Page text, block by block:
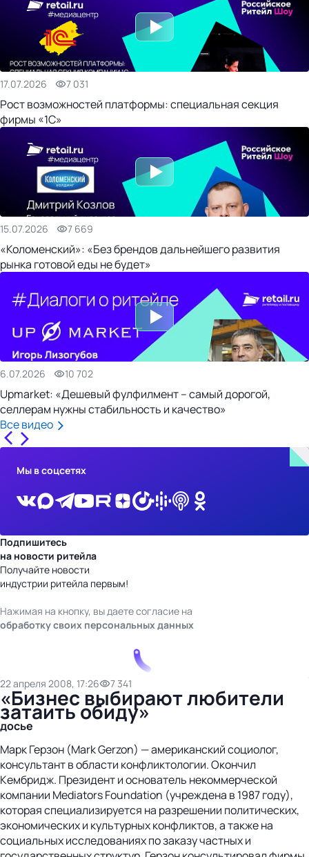
17.07.2026 7 031
Рост возможностей платформы: специальная секция
фирмы «1С»
15.07.2026 7 669
«Коломенский»: «Без брендов дальнейшего развития
рынка готовой еды не будет»
6.07.2026 10 702
Upmarket: «Дешевый фулфилмент – самый дорогой,
селлерам нужны стабильность и качество»
Все видео
Мы в соцсетях
Подпишитесь
на новости ритейла
Получайте новости
индустрии ритейла первым!
Нажимая на кнопку, вы даете согласие на
обработку своих персональных данных
22 апреля 2008, 17:26 7 341
«Бизнес выбирают любители
затаить обиду»
досье
Марк Герзон (Mark Gerzon) — американский социолог,
консультант в области конфликтологии. Окончил
Кембридж. Президент и основатель некоммерческой
компании Mediators Foundation (учреждена в 1987 году),
которая специализируется на разрешении политических,
экономических и культурных конфликтов, а также на
социальных исследованиях по заказу частных и